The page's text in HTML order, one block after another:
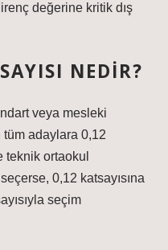
değerine kritik dış
NEDIR?
veya mesleki
tüm adaylara 0,12
teknik ortaokul
0,12 katsayısına
seçim